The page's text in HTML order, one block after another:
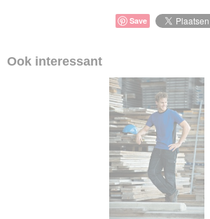
Save
Ook interessant